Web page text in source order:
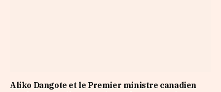
Aliko Dangote et le Premier ministre canadien